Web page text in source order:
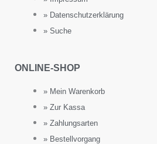
» Datenschutzerklärung
» Suche
ONLINE-SHOP
» Mein Warenkorb
» Zur Kassa
» Zahlungsarten
» Bestellvorgang